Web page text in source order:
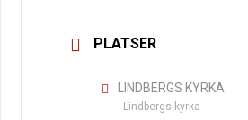
PLATSER
LINDBERGS KYRKA
Lindbergs kyrka